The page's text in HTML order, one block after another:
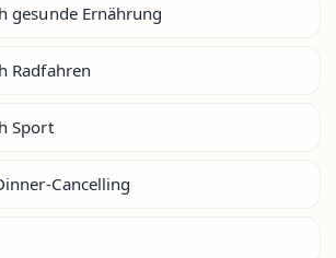
gesunde Ernährung
Radfahren
Sport
Cancelling